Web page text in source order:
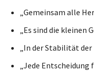
„Gemeinsam alle
„Es sind die
„In der Stabilität
„Jede